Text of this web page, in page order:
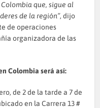
que, sigue al
de la región”, dijo
de operaciones
organizadora de las
Colombia será así:
de 2 de la tarde a 7 de
en la Carrera 13 #